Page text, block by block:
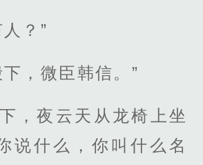
？”
下，微臣韩信。”
，夜云天从龙椅上坐
说什么，你叫什么名